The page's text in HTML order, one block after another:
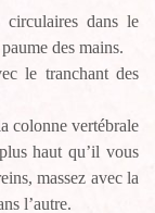
circulaires dans le
des mains.
le tranchant des
colonne vertébrale
haut qu’il vous
massez avec la
l’autre.